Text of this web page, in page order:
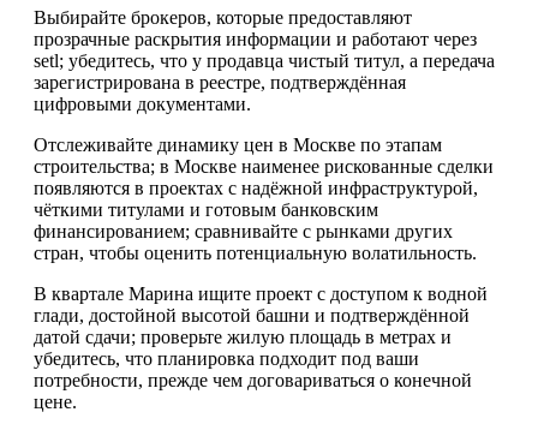
Выбирайте брокеров, которые предоставляют
прозрачные раскрытия информации и работают через
setl; убедитесь, что у продавца чистый титул, а передача
зарегистрирована в реестре, подтверждённая
цифровыми документами.
Отслеживайте динамику цен в Москве по этапам
строительства; в Москве наименее рискованные сделки
появляются в проектах с надёжной инфраструктурой,
чёткими титулами и готовым банковским
финансированием; сравнивайте с рынками других
стран, чтобы оценить потенциальную волатильность.
В квартале Марина ищите проект с доступом к водной
глади, достойной высотой башни и подтверждённой
датой сдачи; проверьте жилую площадь в метрах и
убедитесь, что планировка подходит под ваши
потребности, прежде чем договариваться о конечной
цене.